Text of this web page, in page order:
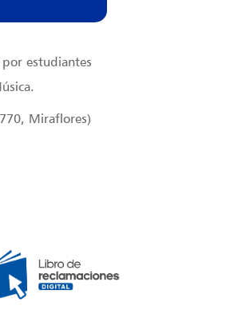
estudiantes
Miraflores)